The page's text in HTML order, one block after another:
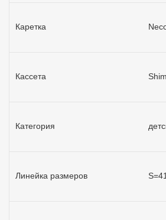
Каретка
Кассета
Категория
Линейка размеров